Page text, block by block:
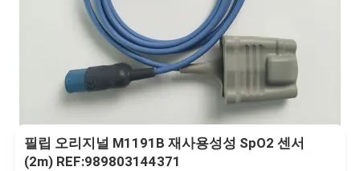
필립 오리지널 M1191B 재사용성성 SpO2 센서
(2m) REF:989803144371